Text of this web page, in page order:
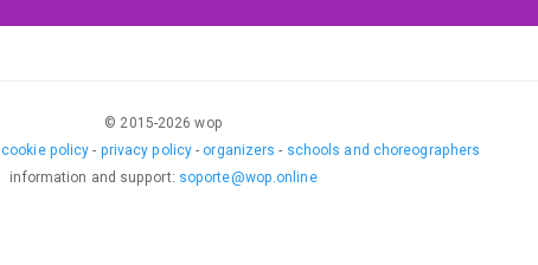
© 2015-2026 wop
cookie policy - privacy policy - organizers - schools and choreographers
information and support: soporte@wop.online